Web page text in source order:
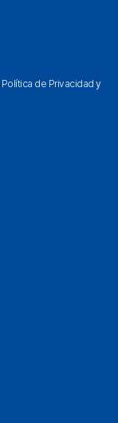
Política de Privacidad y